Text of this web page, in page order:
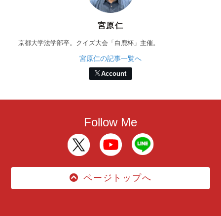
宮原仁
京都大学法学部卒。クイズ大会「白鹿杯」主催。
宮原仁の記事一覧へ
Account
Follow Me
ページトップへ